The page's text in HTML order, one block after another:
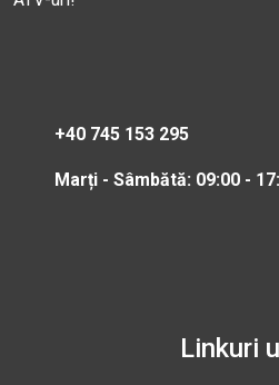
+40 745 153 295
Marți - Sâmbătă: 09:00 -
Linkuri